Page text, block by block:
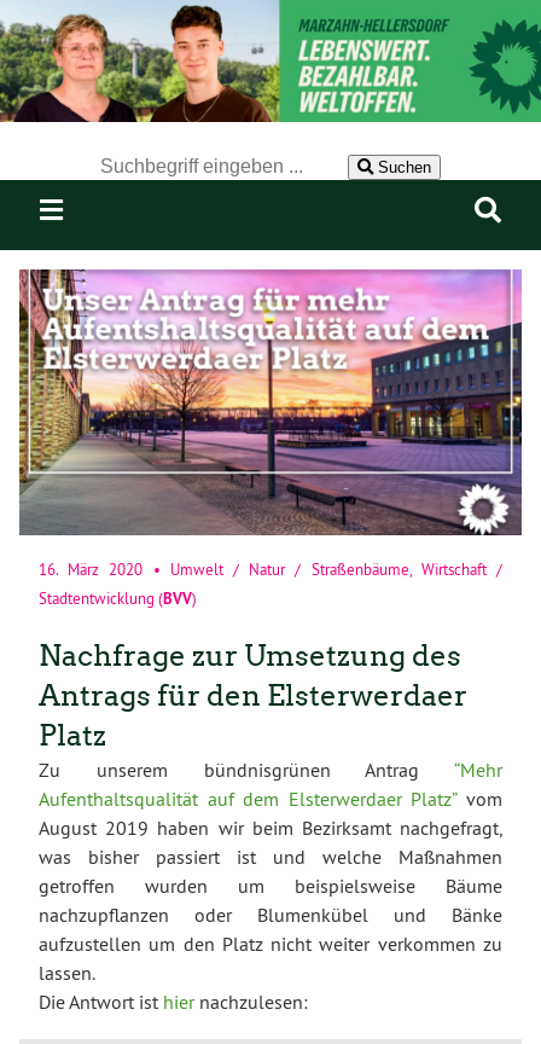
Suchen
16. März 2020 • Umwelt / Natur / Straßenbäume
Wirtschaft /
Stadtentwicklung (BVV)
Nachfrage zur Umsetzung des
Antrags für den Elsterwerdaer
Platz
Zu unserem bündnisgrünen Antrag “Mehr
Aufenthaltsqualität auf dem Elsterwerdaer Platz”vom
August 2019 haben wir beim Bezirksamt nachgefragt,
was bisher passiert ist und welche Maßnahmen
getroffen wurden um beispielsweise Bäume
nachzupflanzen oder Blumenkübel und Bänke
aufzustellen um den Platz nicht weiter verkommen zu
lassen.
Die Antwort ist hiernachzulesen: